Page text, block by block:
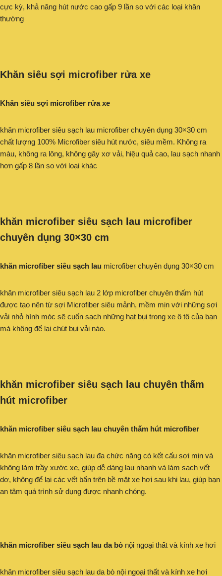
cực kỳ, khả năng hút nước cao gấp 9 lần so với các loại khăn
thường
Khăn siêu sợi microfiber rửa xe
Khăn siêu sợi microfiber rửa xe
khăn microfiber siêu sạch lau microfiber chuyên dụng 30×30 cm
chất lượng 100% Microfiber siêu hút nước, siêu mềm. Không ra
màu, không ra lông, không gây xơ vải, hiệu quả cao, lau sạch nhanh
hơn gấp 8 lần so với loại khác
khăn microfiber siêu sạch lau microfiber
chuyên dụng 30×30 cm
khăn microfiber siêu sạch lau microfiber chuyên dụng 30×30 cm
khăn microfiber siêu sạch lau 2 lớp microfiber chuyên thấm hút
được tạo nên từ sợi Microfiber siêu mảnh, mềm mịn với những sợi
vải nhỏ hình móc sẽ cuốn sạch những hạt bụi trong xe ô tô của bạn
mà không để lại chút bụi vải nào.
khăn microfiber siêu sạch lau chuyên thấm
hút microfiber
khăn microfiber siêu sạch lau chuyên thấm hút microfiber
khăn microfiber siêu sạch lau đa chức năng có kết cấu sợi mịn và
không làm trầy xước xe, giúp dễ dàng lau nhanh và làm sạch vết
dơ, không để lại các vết bẩn trên bề mặt xe hơi sau khi lau, giúp bạn
an tâm quá trình sử dụng được nhanh chóng.
khăn microfiber siêu sạch lau da bò nội ngoại thất và kính xe hơi
khăn microfiber siêu sạch lau da bò nội ngoại thất và kính xe hơi